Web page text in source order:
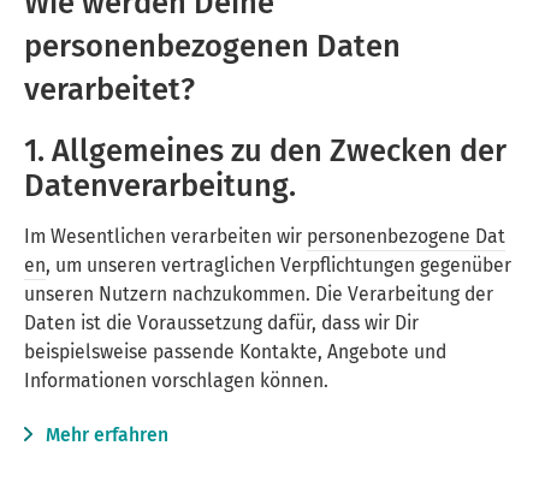
personenbezogenen Daten
verarbeitet?
1. Allgemeines zu den Zwecken der
Datenverarbeitung.
Im Wesentlichen verarbeiten wir personenbezogene Dat
en, um unseren vertraglichen Verpflichtungen gegenüber
unseren Nutzern nachzukommen. Die Verarbeitung der
Daten ist die Voraussetzung dafür, dass wir Dir
beispielsweise passende Kontakte, Angebote und
Informationen vorschlagen können.
Mehr erfahren